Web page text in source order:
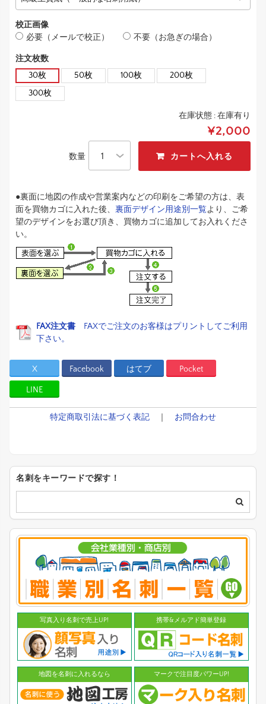
校正画像
必要（メールで校正）
不要（お急ぎの場合）
注文枚数
30枚
50枚 100枚
200枚
300枚
在庫状態 :在庫有り
¥2,000
数量
●裏面に地図の作成や営業案内などの印刷をご希望の方は、表
面を買物カゴに入れた後、 裏面デザイン用途別一覧より、ご希
望のデザインをお選び頂き、買物カゴに追加してお入れくださ
い。
FAX注文書 FAXでご注文のお客様はプリントしてご利用
下さい。
X Facebook はてブ Pocket
LINE
特定商取引法に基づく表記 お問合わせ
名刺をキーワードで探す！
写真入り名刺で売上UP! 携帯&メルアド簡単登録
地図を名刺に入れるなら マークで注目度パワーUP!